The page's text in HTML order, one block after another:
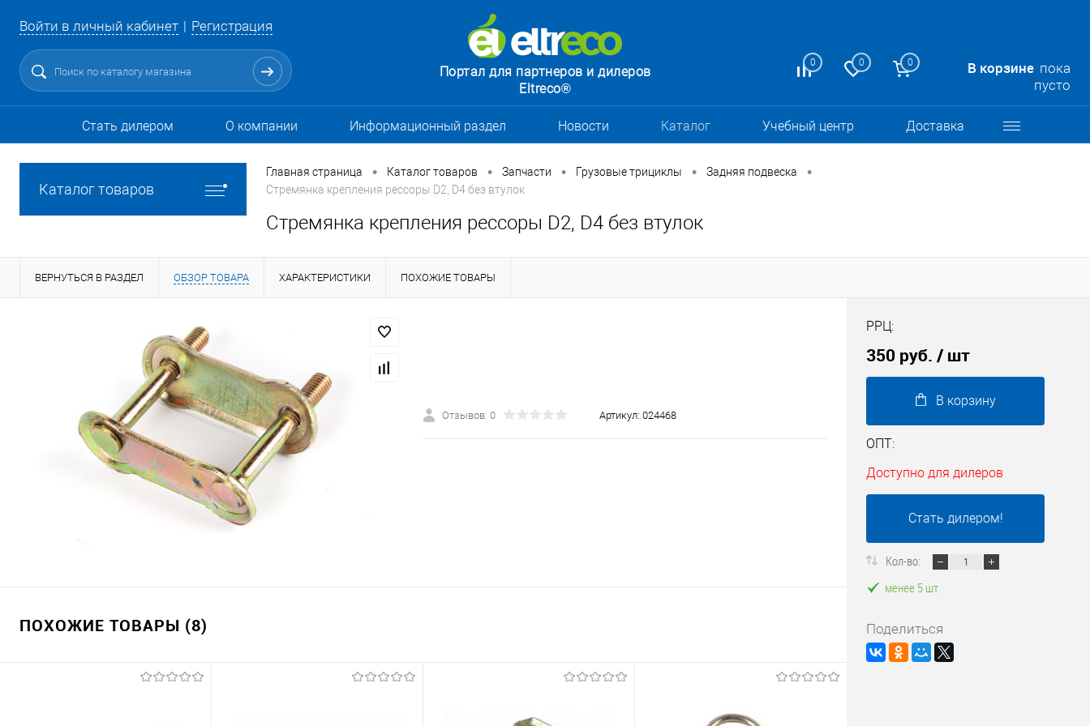
Войти в личный кабинет Регистрация
0 0 0 В корзине пока
пусто
Портал для партнеров и дилеров
Eltreco®
Стать дилером О компании Информационный раздел Новости Каталог Учебный центр Доставка
Каталог товаров
Главная страница • Каталог товаров • Запчасти • Грузовые трициклы • Задняя подвеска •
Стремянка крепления рессоры D2, D4 без втулок
Стремянка крепления рессоры D2, D4 без втулок
ВЕРНУТЬСЯ В РАЗДЕЛ ОБЗОР ТОВАРА ХАРАКТЕРИСТИКИ ПОХОЖИЕ ТОВАРЫ
Отзывов: 0 Артикул: 024468
ПОХОЖИЕ ТОВАРЫ (8)
РРЦ:
350 руб. / шт
В корзину
ОПТ:
Доступно для дилеров
Стать дилером!
Кол-во:
менее 5 шт
Поделиться